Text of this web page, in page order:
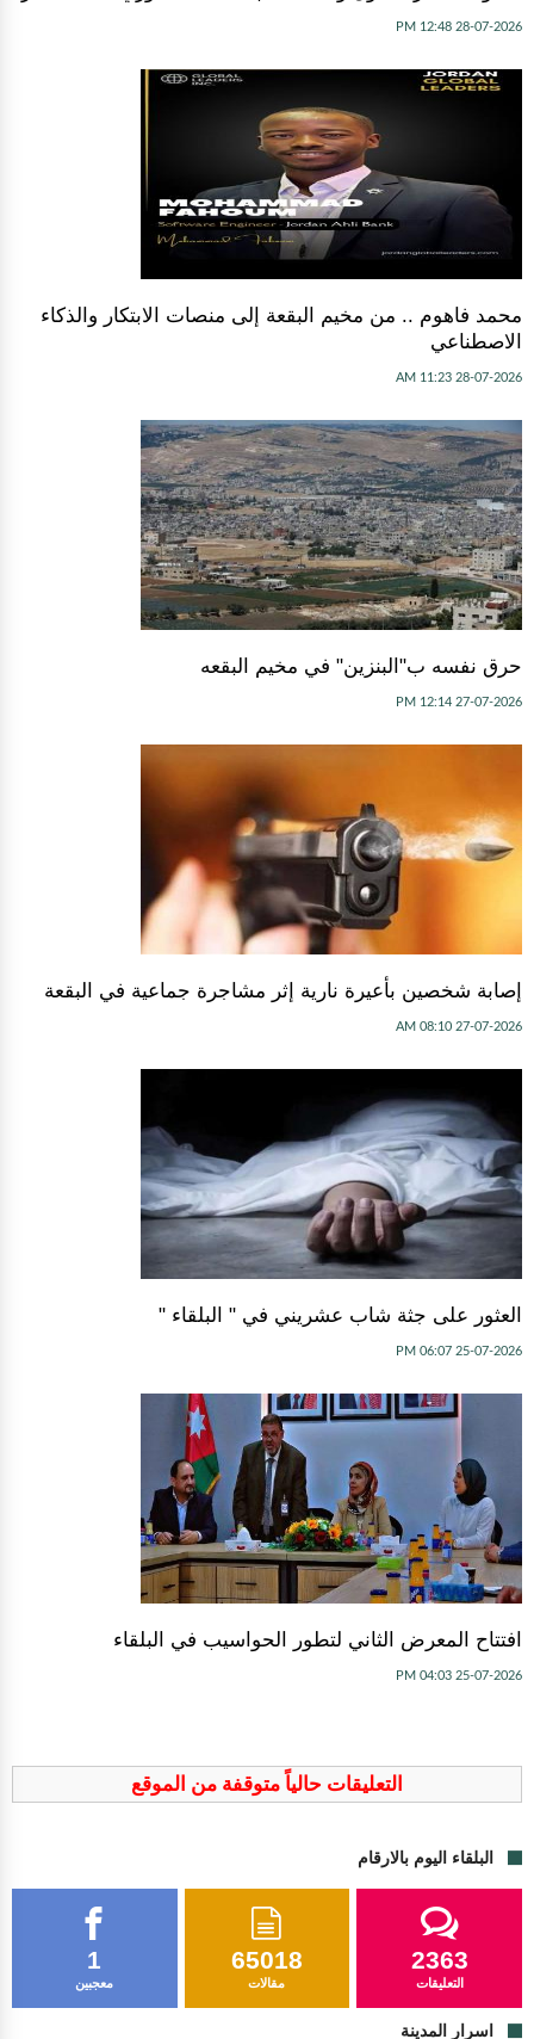
28-07-2026 12:48 PM
محمد فاهوم .. من مخيم البقعة إلى منصات الابتكار والذكاء
الاصطناعي
28-07-2026 11:23 AM
حرق نفسه ب"البنزين" في مخيم البقعه
27-07-2026 12:14 PM
إصابة شخصين بأعيرة نارية إثر مشاجرة جماعية في البقعة
27-07-2026 08:10 AM
العثور على جثة شاب عشريني في " البلقاء "
25-07-2026 06:07 PM
افتتاح المعرض الثاني لتطور الحواسيب في البلقاء
25-07-2026 04:03 PM
التعليقات حالياً متوقفة من الموقع
البلقاء اليوم بالارقام
1
معجبين
65018
مقالات
2363
التعليقات
اسرار المدينة